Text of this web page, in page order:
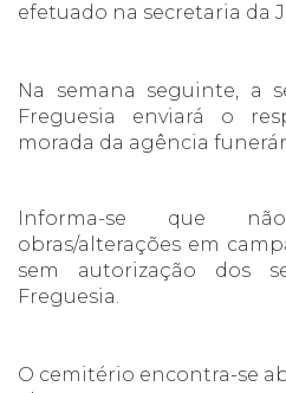
efetuado na secretaria da
Na semana seguinte, a
Freguesia enviará o
morada da agência
Informa-se que
obras/alterações em
sem autorização dos
Freguesia.
O cemitério encontra-se